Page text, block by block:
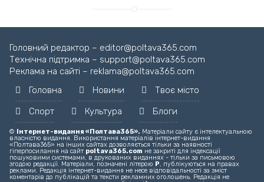
Завантажуємо новину...
Головний редактор – editor@poltava365.com
Технічна підтримка – support@poltava365.com
Реклама на сайті – reklama@poltava365.com
Головна
Новини
Твоє місто